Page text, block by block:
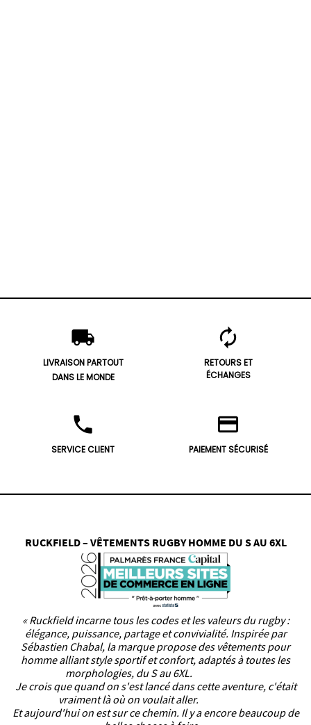
local_shipping
LIVRAISON PARTOUT
DANS LE MONDE
autorenew
RETOURS ET
ÉCHANGES
phone
SERVICE CLIENT
credit_card
PAIEMENT SÉCURISÉ
RUCKFIELD – VÊTEMENTS RUGBY HOMME DU S AU 6XL
« Ruckfield incarne tous les codes et les valeurs du rugby :
élégance, puissance, partage et convivialité. Inspirée par
Sébastien Chabal, la marque propose des vêtements pour
homme alliant style sportif et confort, adaptés à toutes les
morphologies, du S au 6XL.
Je crois que quand on s'est lancé dans cette aventure, c'était
vraiment là où on voulait aller.
Et aujourd'hui on est sur ce chemin. Il y a encore beaucoup de